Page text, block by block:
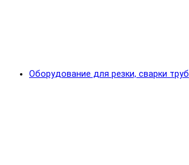
Оборудование для резки, сварки труб